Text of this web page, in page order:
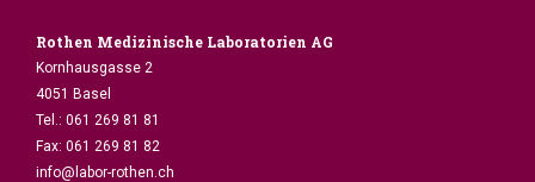
Rothen Medizinische Laboratorien AG
Kornhausgasse 2
4051 Basel
Tel.: 061 269 81 81
Fax: 061 269 81 82
info@labor-rothen.ch